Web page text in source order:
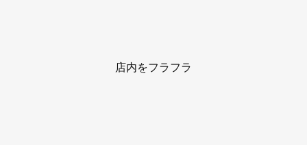
店内をフラフラ